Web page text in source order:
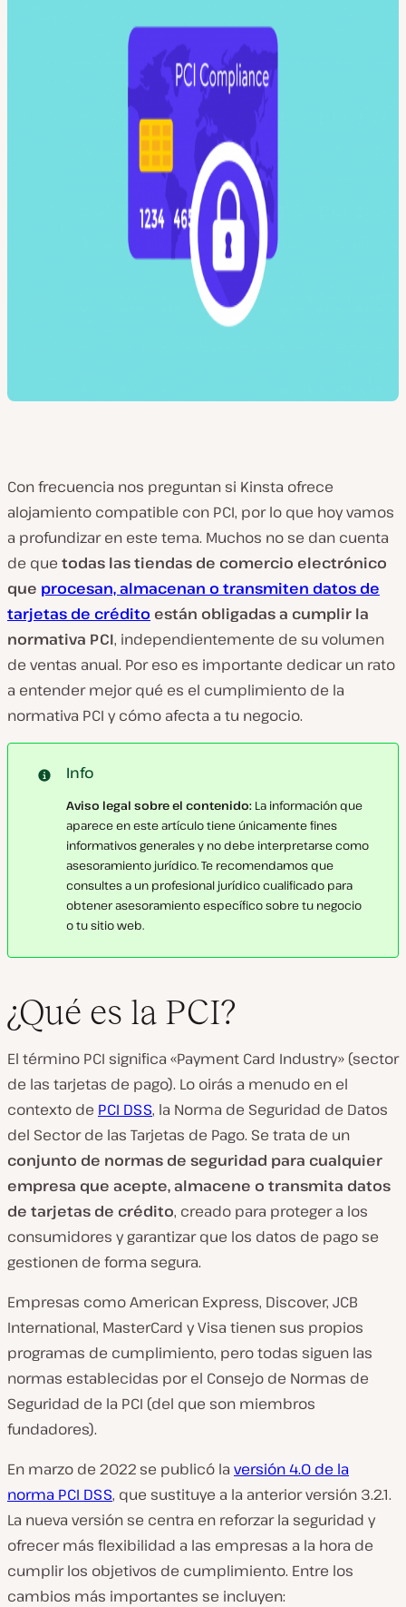
Con frecuencia nos preguntan si Kinsta ofrece
alojamiento compatible con PCI, por lo que hoy vamos
a profundizar en este tema. Muchos no se dan cuenta
de que todas las tiendas de comercio electrónico
que procesan, almacenan o transmiten datos de
tarjetas de crédito están obligadas a cumplir la
normativa PCI, independientemente de su volumen
de ventas anual. Por eso es importante dedicar un rato
a entender mejor qué es el cumplimiento de la
normativa PCI y cómo afecta a tu negocio.
Info
Aviso legal sobre el contenido: La información que
aparece en este artículo tiene únicamente fines
informativos generales y no debe interpretarse como
asesoramiento jurídico. Te recomendamos que
consultes a un profesional jurídico cualificado para
obtener asesoramiento específico sobre tu negocio
o tu sitio web.
¿Qué es la PCI?
El término PCI significa «Payment Card Industry» (sector
de las tarjetas de pago). Lo oirás a menudo en el
contexto de PCI DSS, la Norma de Seguridad de Datos
del Sector de las Tarjetas de Pago. Se trata de un
conjunto de normas de seguridad para cualquier
empresa que acepte, almacene o transmita datos
de tarjetas de crédito, creado para proteger a los
consumidores y garantizar que los datos de pago se
gestionen de forma segura.
Empresas como American Express, Discover, JCB
International, MasterCard y Visa tienen sus propios
programas de cumplimiento, pero todas siguen las
normas establecidas por el Consejo de Normas de
Seguridad de la PCI (del que son miembros
fundadores).
En marzo de 2022 se publicó la versión 4.0 de la
norma PCI DSS, que sustituye a la anterior versión 3.2.1.
La nueva versión se centra en reforzar la seguridad y
ofrecer más flexibilidad a las empresas a la hora de
cumplir los objetivos de cumplimiento. Entre los
cambios más importantes se incluyen: